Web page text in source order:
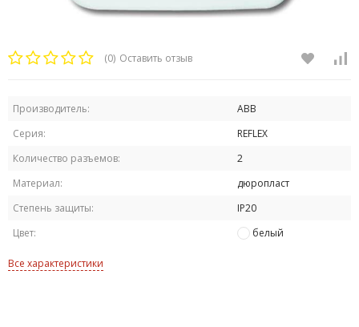
(0) Оставить отзыв
Производитель:
ABB
Серия:
REFLEX
Количество разъемов:
2
Материал:
дюропласт
Степень защиты:
IP20
Цвет:
белый
Все характеристики